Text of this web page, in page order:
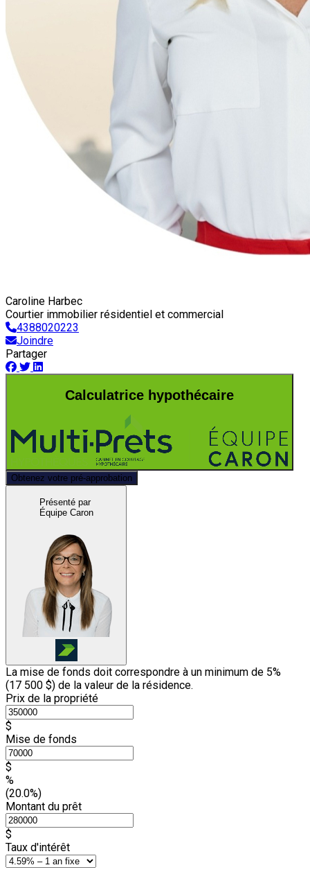
Caroline Harbec
Courtier immobilier résidentiel et commercial
4388020223
Joindre
Partager
Calculatrice hypothécaire
Obtenez votre pré-approbation
Présenté par
Équipe Caron
La mise de fonds doit correspondre à un minimum de 5%
(17 500 $) de la valeur de la résidence.
Prix de la propriété
$
Mise de fonds
$
%
(20.0%)
Montant du prêt
$
Taux d'intérêt